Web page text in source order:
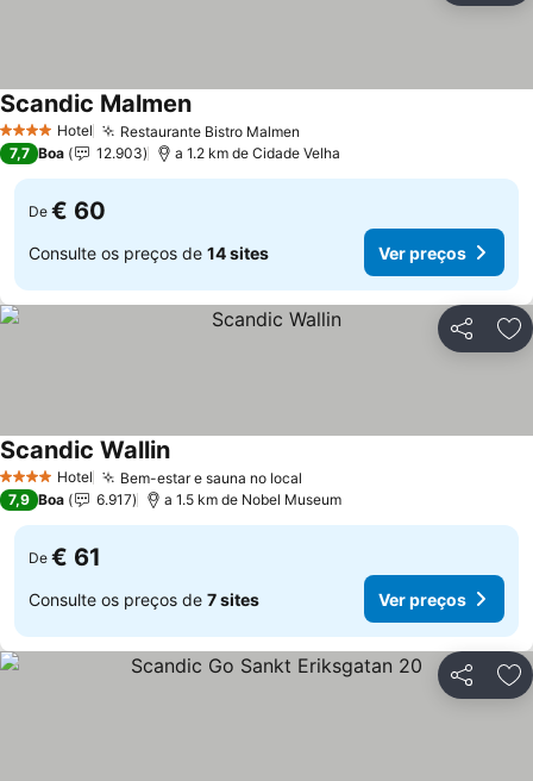
4 EstrelasHotel Restaurante Bistro Malmen
Scandic MalmenVer preços
7,7 Boa 12.903 a 1.2 km de Cidade Velha
De € 60
Consulte os preços de 14 sites Ver preços
Partilhar
4 EstrelasHotel Bem-estar e sauna no local
Scandic WallinVer preços
7,9 Boa 6.917 a 1.5 km de Nobel Museum
De € 61
Consulte os preços de 7 sites Ver preços
Partilhar